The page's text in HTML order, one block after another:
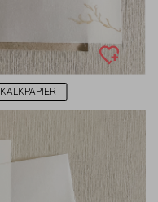
KALKPAPIER